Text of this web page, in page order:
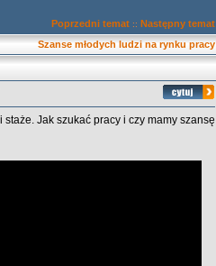
Poprzedni temat :: Następny temat
Szanse młodych ludzi na rynku pracy
Jak szukać pracy i czy mamy szansę